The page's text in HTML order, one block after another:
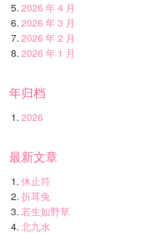
2026 年 4 月
2026 年 3 月
2026 年 2 月
2026 年 1 月
年归档
2026
最新文章
休止符
折耳兔
若生如野草
北九水